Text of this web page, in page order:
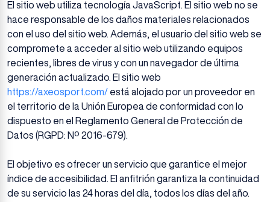
El sitio web utiliza tecnología JavaScript. El sitio web no se
hace responsable de los daños materiales relacionados
con el uso del sitio web. Además, el usuario del sitio web se
compromete a acceder al sitio web utilizando equipos
recientes, libres de virus y con un navegador de última
generación actualizado. El sitio web
https://axeosport.com/ está alojado por un proveedor en
el territorio de la Unión Europea de conformidad con lo
dispuesto en el Reglamento General de Protección de
Datos (RGPD: Nº 2016-679).
El objetivo es ofrecer un servicio que garantice el mejor
índice de accesibilidad. El anfitrión garantiza la continuidad
de su servicio las 24 horas del día, todos los días del año.